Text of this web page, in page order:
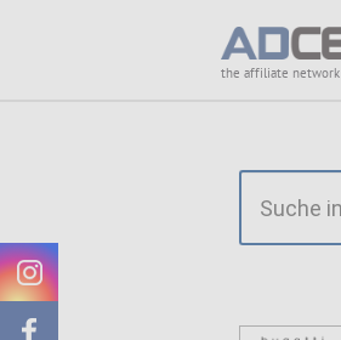
the affiliate network